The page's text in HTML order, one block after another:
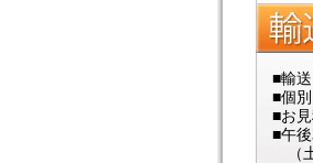
■輸
■個
■お
■午
（